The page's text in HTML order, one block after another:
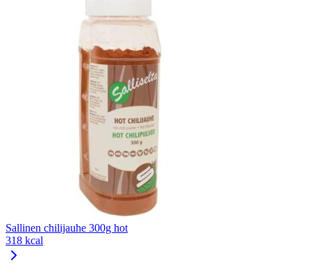
Sallinen chilijauhe 300g hot
318 kcal